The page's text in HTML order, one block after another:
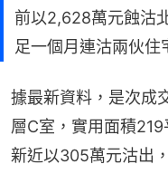
前以2,628萬元蝕沽
足一個月連沽兩伙住
據最新資料，是次成
層C室，實用面積
新近以305萬元沽出